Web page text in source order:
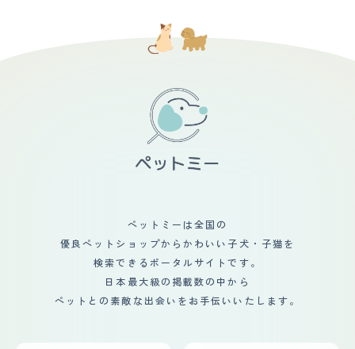
います。 ファーミネーターというブラシだと比較的嫌が
らずにブラシさせてくれるため愛用しています。 毎回の
ブラッシングで大量の毛が抜けます。 【総評】 とっても
で、大きくなってしまっていたこと（4㎏程度）、 おなか
を壊していたことからショーウィンドには出てこれてお
ず、 「3万円」というあまりに安い価格にびっくりして店
員さんに聞いたところから出会いが始まりました。 お家
に迎えてから通院を開始し、その結果、おなかを壊してい
たのはアレルギーが原因だったことが徐々にわかりまし
と思います。 迎え入れ前後は、体調が安定するかと、初
めてのネコ飼育に不安がありましたが、 愛情に愛情で返
ます。 生活の変化としては、抜け毛が想像以上だったた
め、食事の空間はネコの飼育場所とは隔離しました。 ま
た、出かける際には外用の服に着替え、コロコロによる毛
くてふさふさしていて、防寒性があります。毛色はブラッ
ーやブラッシングは月に1回行っています。シャンプーは
低刺激のものを使っています。ブラッシングはスリッカー
ブラッシとコームで行っています 。抜け毛はとても多
く、季節の変わり目には特に増えます。 カットはほとん
ど行っていません。ノルウェージャンフォレストキャット
は自然な被毛が美しいと思っています。ただ、夏場は暑さ
リーダーから直接送られてきましたが、写真で見たときか
ら、とても美しくて気になりました。第一印象は、とても
大きくてふさふさしている子だと思いました。 ・迎え入
れ前後の不安だったこと 迎え入れ前後の不安だったこと
は、ノルウェージャンフォレストキャットの毛の手入れが
できるかどうかでした。ノルウェージャンフォレストキャ
ットは毛が長くてふさふさしていて、抜け毛が多くて毛球
ペットミーは全国の
優良ペットショップからかわいい子犬・子猫を
検索できるポータルサイトです。
日本最大級の掲載数の中から
ペットとの素敵な出会いをお手伝いいたします。